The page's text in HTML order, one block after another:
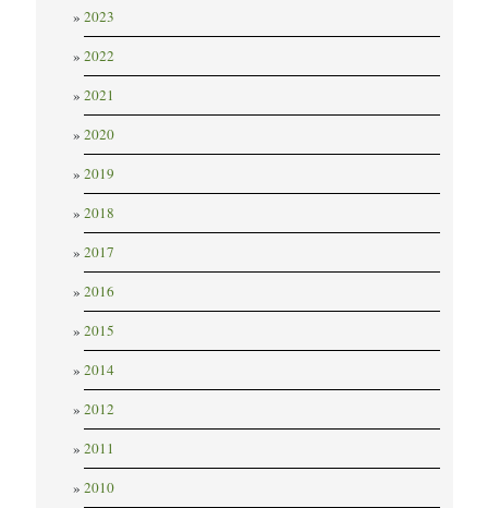
2023
2022
2021
2020
2019
2018
2017
2016
2015
2014
2012
2011
2010